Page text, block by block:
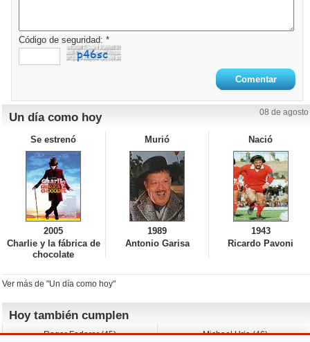
Código de seguridad: *
Un día como hoy 08 de agosto
Se estrenó
2005
Charlie y la fábrica de
chocolate
Murió
1989
Antonio Garisa
Nació
1943
Ricardo Pavoni
Ver más de "Un día como hoy"
Hoy también cumplen
Roger Federer (45)
Michael Urie (46)